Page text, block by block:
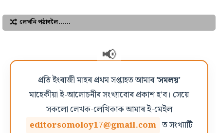
লেখনি পঠাবলৈ……
প্ৰতি ইংৰাজী মাহৰ প্ৰথম সপ্তাহত আমাৰ'সমলয়'
মাহেকীয়া ই-আলোচনীৰ সংখ্যাবোৰ প্ৰকাশ হ'ব। সেয়ে
সকলো লেখক-লেখিকাক আমাৰ ই-মেইল
editorsomoloy17@gmail.com ত সংখ্যাটি